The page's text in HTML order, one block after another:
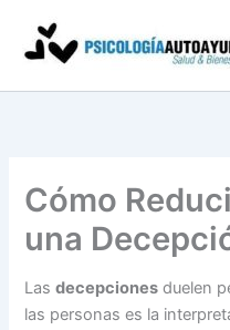
contenido
Cómo
una
Lasdecepciones duelen
las personas es la